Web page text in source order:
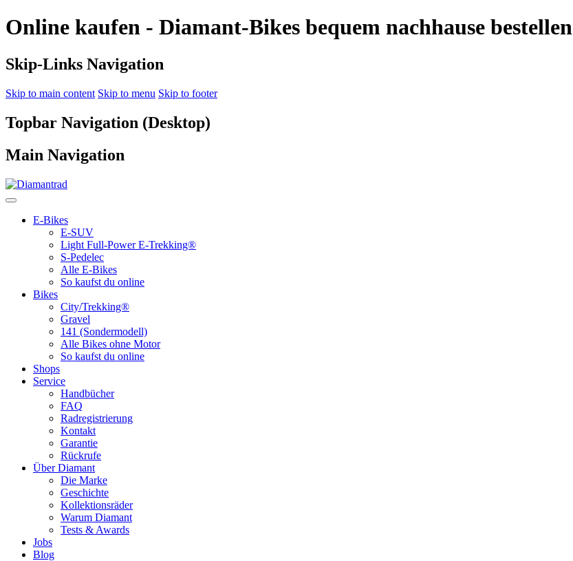
Online kaufen - Diamant‑Bikes bequem nachhause bestellen
Skip-Links Navigation
Skip to main content Skip to menu Skip to footer
Topbar Navigation (Desktop)
Main Navigation
E-Bikes
E-SUV
Light Full-Power E-Trekking®
S-Pedelec
Alle E-Bikes
So kaufst du online
Bikes
City/Trekking®
Gravel
141 (Sondermodell)
Alle Bikes ohne Motor
So kaufst du online
Shops
Service
Handbücher
FAQ
Radregistrierung
Kontakt
Garantie
Rückrufe
Über Diamant
Die Marke
Geschichte
Kollektionsräder
Warum Diamant
Tests & Awards
Jobs
Blog